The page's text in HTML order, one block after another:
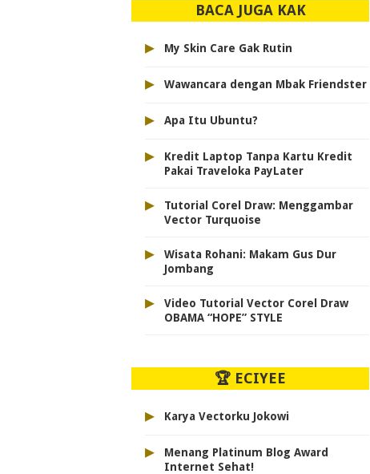
BACA JUGA KAK
▸ My Skin Care Gak Rutin
▸ Wawancara dengan Mbak Friendster
▸ Apa Itu Ubuntu?
▸
Kredit Laptop Tanpa Kartu Kredit
Pakai Traveloka PayLater
▸
Tutorial Corel Draw: Menggambar
Vector Turquoise
▸
Wisata Rohani: Makam Gus Dur
Jombang
▸
Video Tutorial Vector Corel Draw
OBAMA “HOPE” STYLE
🏆 ECIYEE
▸ Karya Vectorku Jokowi
▸
Menang Platinum Blog Award
Internet Sehat!